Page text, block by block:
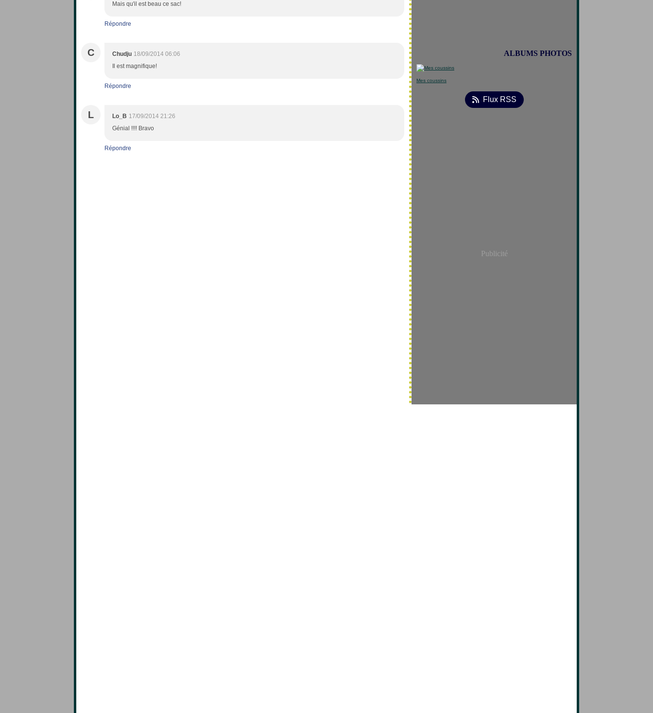
Mais qu'il est beau ce sac!
Répondre
C Chudju 18/09/2014 06:06
Il est magnifique!
Répondre
L Lo_B 17/09/2014 21:26
Génial !!!! Bravo
Répondre
ALBUMS PHOTOS
Mes coussins
Flux RSS
Publicité